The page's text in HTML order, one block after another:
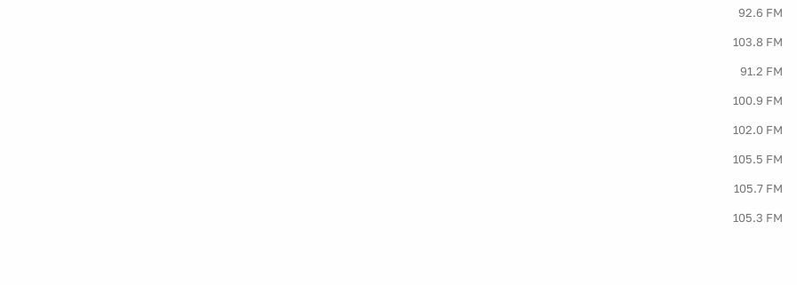
92.6 FM
103.8 FM
91.2 FM
100.9 FM
102.0 FM
105.5 FM
105.7 FM
105.3 FM